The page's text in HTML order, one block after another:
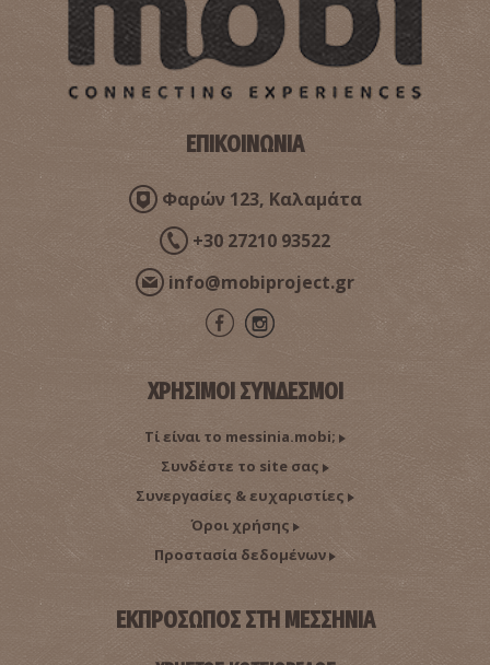
ΕΠΙΚΟΙΝΩΝΙΑ
Φαρών 123, Καλαμάτα
+30 27210 93522
info@mobiproject.gr
ΧΡΗΣΙΜΟΙ ΣΥΝΔΕΣΜΟΙ
Τί είναι το messinia.mobi;
Συνδέστε το site σας
Συνεργασίες & ευχαριστίες
Όροι χρήσης
Προστασία δεδομένων
ΕΚΠΡΟΣΩΠΟΣ ΣΤΗ ΜΕΣΣΗΝΙΑ